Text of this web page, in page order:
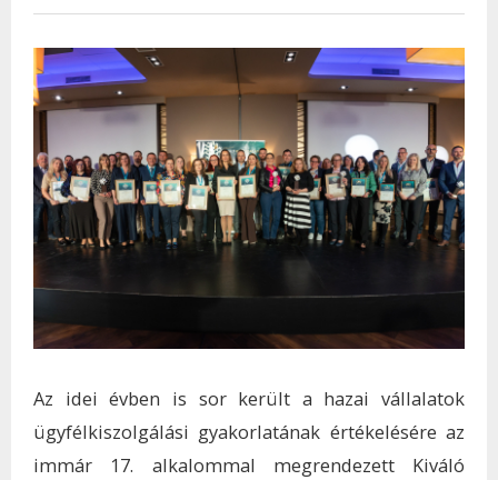
Az idei évben is sor került a hazai vállalatok
ügyfélkiszolgálási gyakorlatának értékelésére az
immár 17. alkalommal megrendezett Kiváló